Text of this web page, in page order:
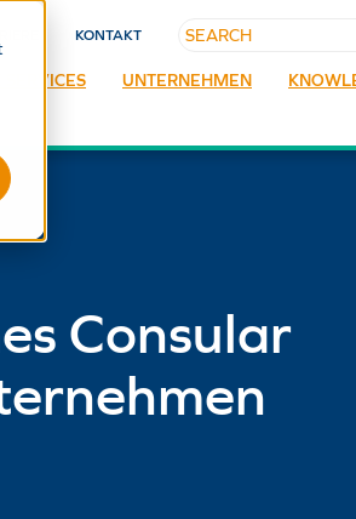
KONTAKT
SERVICES UNTERNEHMEN
Consular